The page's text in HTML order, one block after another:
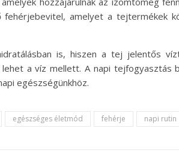
fehérjebevitel, amelyet a tejtermékek
is, hiszen a tej jelentős
a víz mellett. A napi tejfogyasztás
egészségünkhöz.
egészséges életmód fehérje napi rutin